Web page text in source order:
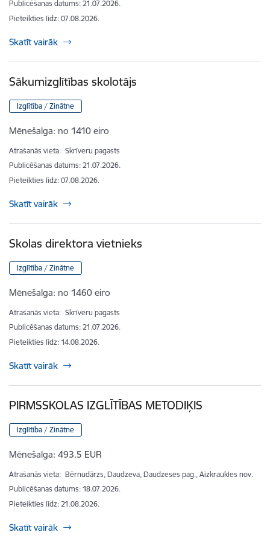
Publicēšanas datums: 21.07.2026.
Pieteikties līdz: 07.08.2026.
Skatīt vairāk
Sākumizglītības skolotājs
Izglītība / Zinātne
Mēnešalga: no 1410 eiro
Atrašanās vieta: Skrīveru pagasts
Publicēšanas datums: 21.07.2026.
Pieteikties līdz: 07.08.2026.
Skatīt vairāk
Skolas direktora vietnieks
Izglītība / Zinātne
Mēnešalga: no 1460 eiro
Atrašanās vieta: Skrīveru pagasts
Publicēšanas datums: 21.07.2026.
Pieteikties līdz: 14.08.2026.
Skatīt vairāk
PIRMSSKOLAS IZGLĪTĪBAS METODIĶIS
Izglītība / Zinātne
Mēnešalga: 493.5 EUR
Atrašanās vieta: Bērnudārzs, Daudzeva, Daudzeses pag., Aizkraukles nov.
Publicēšanas datums: 18.07.2026.
Pieteikties līdz: 21.08.2026.
Skatīt vairāk